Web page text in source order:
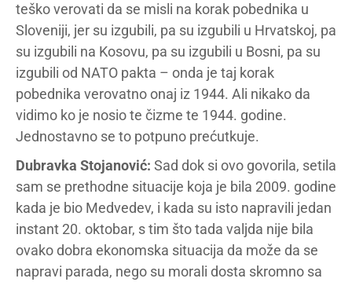
teško verovati da se misli na korak pobednika u
Sloveniji, jer su izgubili, pa su izgubili u Hrvatskoj, pa
su izgubili na Kosovu, pa su izgubili u Bosni, pa su
izgubili od NATO pakta – onda je taj korak
pobednika verovatno onaj iz 1944. Ali nikako da
vidimo ko je nosio te čizme te 1944. godine.
Jednostavno se to potpuno prećutkuje.
Dubravka Stojanović: Sad dok si ovo govorila, setila
sam se prethodne situacije koja je bila 2009. godine
kada je bio Medvedev, i kada su isto napravili jedan
instant 20. oktobar, s tim što tada valjda nije bila
ovako dobra ekonomska situacija da može da se
napravi parada, nego su morali dosta skromno sa